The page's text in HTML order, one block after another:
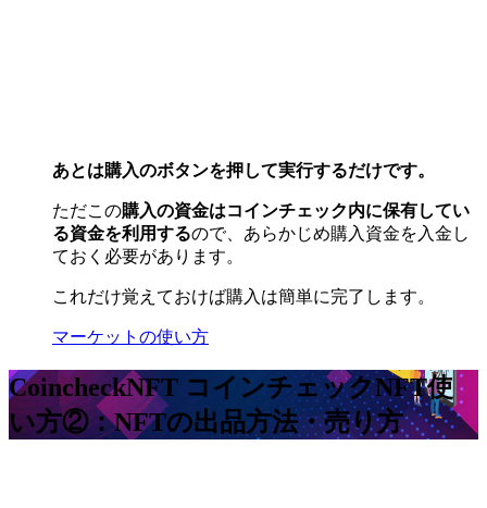
あとは購入のボタンを押して実行するだけです。
ただこの購入の資金はコインチェック内に保有してい
る資金を利用するので、あらかじめ購入資金を入金し
ておく必要があります。
これだけ覚えておけば購入は簡単に完了します。
マーケットの使い方
CoincheckNFT コインチェックNFT使
い方②：NFTの出品方法・売り方